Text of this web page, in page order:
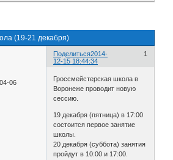
(19-21 декабря)
Поделиться 1
2014-
12-15 18:44:34
06
Гроссмейстерская школа в
Воронеже проводит новую
сессию.
19 декабря (пятница) в 17:00
состоится первое занятие
школы.
20 декабря (суббота) занятия
пройдут в 10:00 и 17:00.